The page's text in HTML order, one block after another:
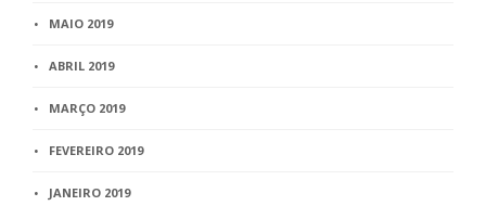
MAIO 2019
ABRIL 2019
MARÇO 2019
FEVEREIRO 2019
JANEIRO 2019